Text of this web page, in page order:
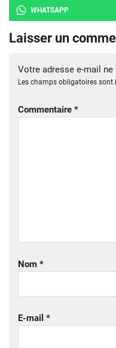
WHATSAPP
Laisser un
Votre adresse e-mail ne
Les champs obligatoires sont
Commentaire *
Nom *
E-mail *